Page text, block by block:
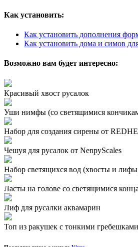
Как установить:
Как установить дополнения
Как установить дома и симов
Возможно вам будет интересно:
Красивый хвост русалок
Уши нимфы (со светящимися
Набор для создания сирены от
Чешуя для русалок от NenpyScales
Набор светящихся вод (хвосты и лифы
Ласты на голове со светящимися
Лиф для русалки аквамарин
Топ из ракушек с тонкими